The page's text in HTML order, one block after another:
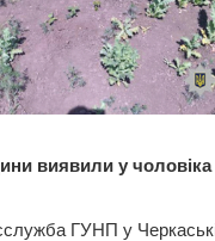
виявили у чоловіка
ГУНП у